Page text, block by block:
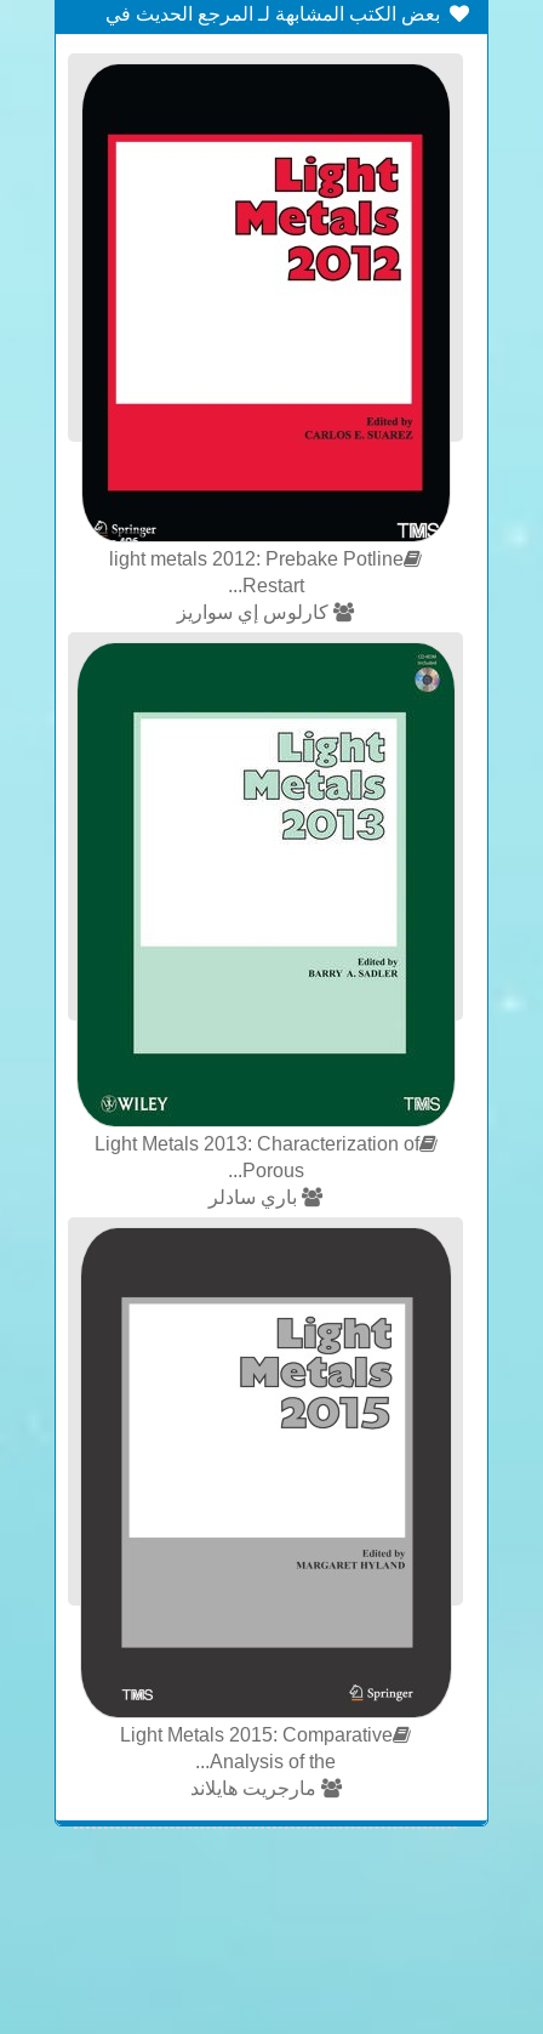
بعض الكتب المشابهة لـ المرجع الحديث في
دروس اللغة العربية بكاملها نهاد التكريتي
light metals 2012: Prebake Potline
Restart...
كارلوس إي سواريز
Light Metals 2013: Characterization of
Porous...
باري سادلر
Light Metals 2015: Comparative
Analysis of the...
مارجريت هايلاند